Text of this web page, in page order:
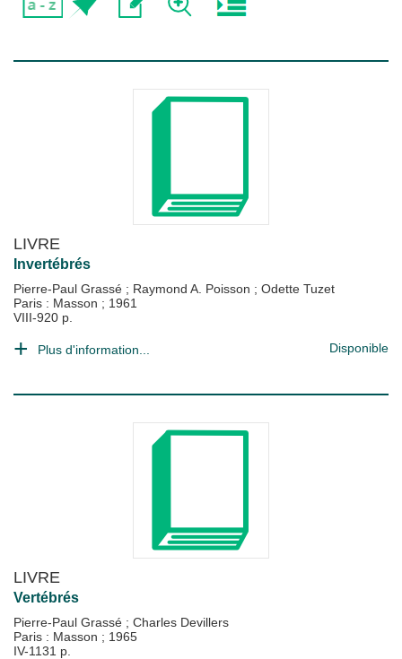
LIVRE
Invertébrés
Pierre-Paul Grassé ; Raymond A. Poisson ; Odette Tuzet
Paris : Masson ; 1961
VIII-920 p.
Plus d'information... Disponible
LIVRE
Vertébrés
Pierre-Paul Grassé ; Charles Devillers
Paris : Masson ; 1965
IV-1131 p.